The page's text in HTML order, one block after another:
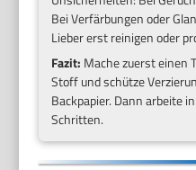
Bei Verfärbungen oder
Lieber erst reinigen oder
Fazit: Mache zuerst einen
Stoff und schütze
Backpapier. Dann arbeite
Schritten.